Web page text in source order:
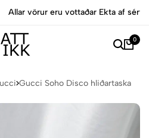
Ekta af sérfræðingum
0
Gucci Soho Disco hliðartaska